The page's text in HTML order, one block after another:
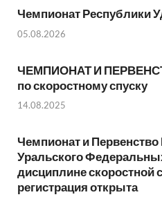
Чемпионат Республики
05.08.2026
ЧЕМПИОНАТ И
по скоростному спуску
14.08.2025
Чемпионат и
Уральского
дисциплине скоростной
регистрация открыта